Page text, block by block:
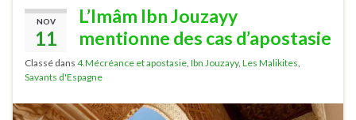
NOV
11
L’Imâm Ibn Jouzayy
mentionne des cas d’apostasie
Classé dans 4.Mécréance et apostasie Ibn Jouzayy, Les Malikites
Savants d'Espagne